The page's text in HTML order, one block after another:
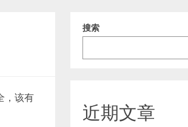
，该有
搜索
近期文章